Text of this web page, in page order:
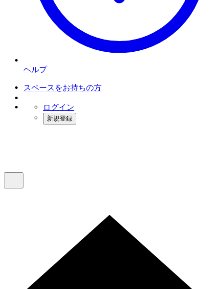
ヘルプ
スペースをお持ちの方
ログイン
新規登録